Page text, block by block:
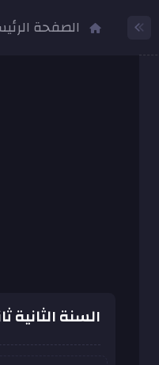
الصفحة
السنة الثانية